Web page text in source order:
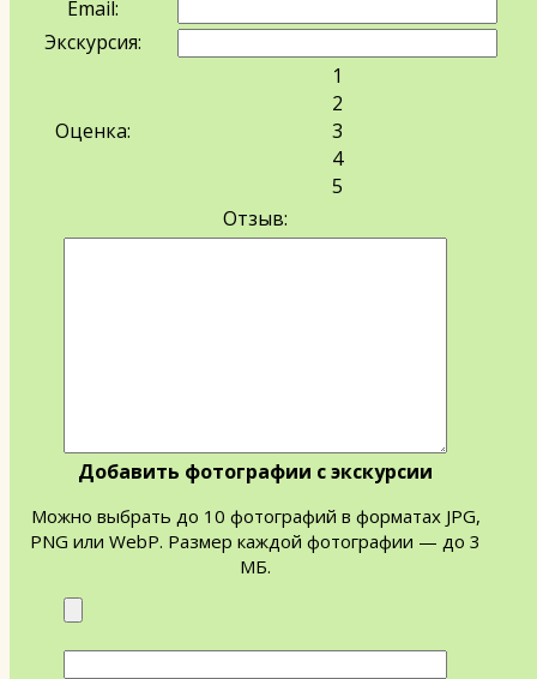
Email:
Экскурсия:
Оценка:
1
2
3
4
5
Отзыв:
Добавить фотографии с экскурсии
Можно выбрать до 10 фотографий в форматах JPG,
PNG или WebP. Размер каждой фотографии — до 3
МБ.